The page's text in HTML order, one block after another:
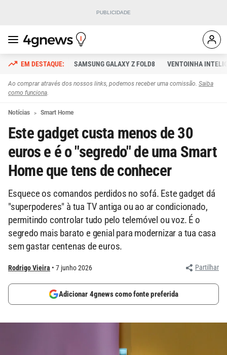
SAMSUNG GALAXY Z FOLD8 VENTOINHA
Ao comprar através dos nossos links, podemos receber uma comissão. Saiba
como funciona.
Notícias Smart Home
Este gadget custa menos de 30
euros e é o "segredo" de uma Smart
Home que tens de conhecer
Esquece os comandos perdidos no sofá. Este gadget dá
"superpoderes" à tua TV antiga ou ao ar condicionado,
permitindo controlar tudo pelo telemóvel ou voz. É o
segredo mais barato e genial para modernizar a tua casa
sem gastar centenas de euros.
Rodrigo Vieira 7 junho 2026 Partilhar
Adicionar 4gnews como fonte preferida